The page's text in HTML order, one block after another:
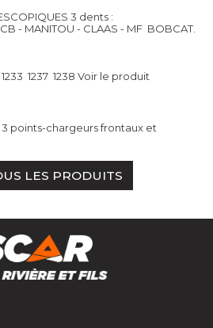
3 dents :
- MANITOU - CLAAS - MF  BOBCAT.
 1237  1238 Voir le produit
points-chargeurs frontaux et
LES PRODUITS